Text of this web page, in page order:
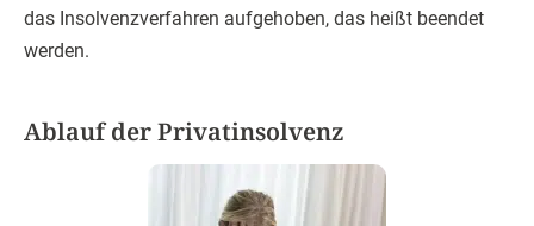
das Insolvenzverfahren aufgehoben, das heißt beendet
werden.
Ablauf der Privatinsolvenz